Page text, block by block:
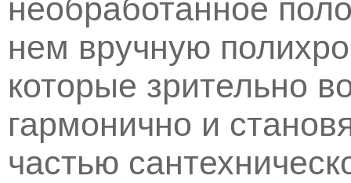
необработанное
нем вручную
которые зрительно
гармонично и
частью